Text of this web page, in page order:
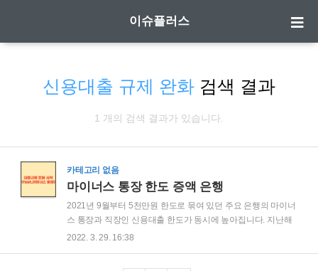
이슈플러스
신용대출 규제 완화 검색 결과
1 개의 검색 결과가 있습니다.
카테고리 없음
마이너스 통장 한도 증액 은행
2021년 9월부터 5천만원 한도로 묶여 있던 주요 은행의 마이너
스 통장과 직장인 신용대출 한도가 동시에 높아집니다. 지난해
시중 주요 은행들은 금융당국의 대출 규제 압박으로 대대적으
2022. 3. 29. 16:38